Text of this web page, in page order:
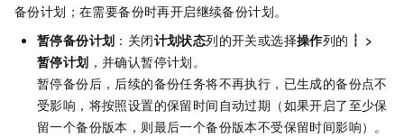
备份计划；在需要备份时再开启继续备份计划。
暂停备份计划 ：关闭计划状态列的开关或选择操作列的 ┇ >
暂停计划 ，并确认暂停计划。
暂停备份后，后续的备份任务将不再执行，已生成的备份点不
受影响，将按照设置的保留时间自动过期（如果开启了至少保
留一个备份版本，则最后一个备份版本不受保留时间影响）。